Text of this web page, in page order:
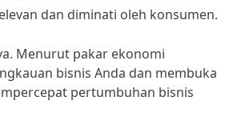
dan diminati oleh konsumen.
Menurut pakar ekonomi
bisnis Anda dan membuka
pertumbuhan bisnis